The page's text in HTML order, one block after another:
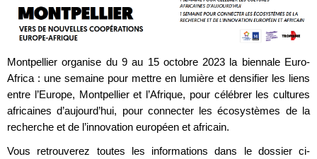
Montpellier organise du 9 au 15 octobre 2023 la biennale Euro-
Africa : une semaine pour mettre en lumière et densifier les liens
entre l’Europe, Montpellier et l’Afrique, pour célébrer les cultures
africaines d’aujourd’hui, pour connecter les écosystèmes de la
recherche et de l’innovation européen et africain.
Vous retrouverez toutes les informations dans le dossier ci-